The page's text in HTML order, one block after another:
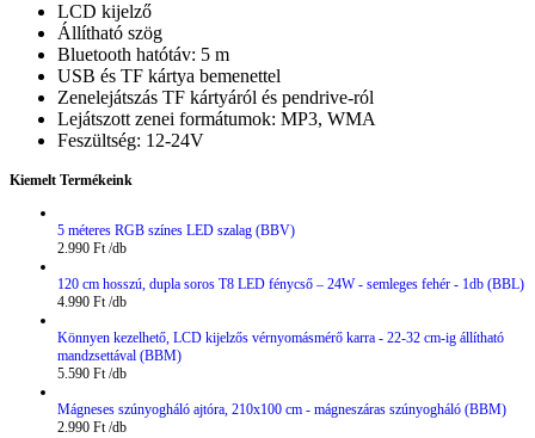
LCD kijelző
Állítható szög
Bluetooth hatótáv: 5 m
USB és TF kártya bemenettel
Zenelejátszás TF kártyáról és pendrive-ról
Lejátszott zenei formátumok: MP3, WMA
Feszültség: 12-24V
Kiemelt Termékeink
5 méteres RGB színes LED szalag (BBV)
2.990 Ft
120 cm hosszú, dupla soros T8 LED fénycső – 24W - semleges fehér - 1db (BBL)
4.990 Ft
Könnyen kezelhető, LCD kijelzős vérnyomásmérő karra - 22-32 cm-ig állítható
mandzsettával (BBM)
5.590 Ft
Mágneses szúnyogháló ajtóra, 210x100 cm - mágneszáras szúnyogháló (BBM)
2.990 Ft